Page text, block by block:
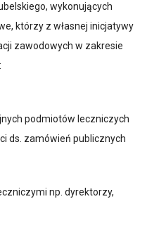
wykonujących
którzy z własnej inicjatywy
zawodowych w zakresie
podmiotów leczniczych
ds. zamówień publicznych
np. dyrektorzy,